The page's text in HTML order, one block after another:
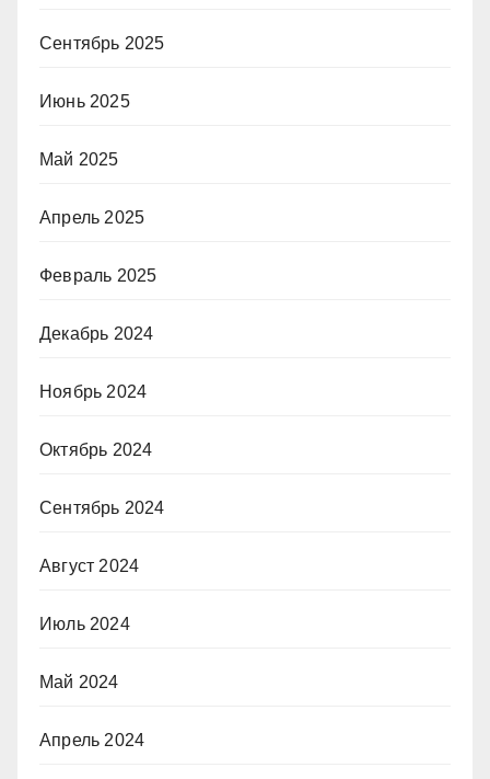
Сентябрь 2025
Июнь 2025
Май 2025
Апрель 2025
Февраль 2025
Декабрь 2024
Ноябрь 2024
Октябрь 2024
Сентябрь 2024
Август 2024
Июль 2024
Май 2024
Апрель 2024